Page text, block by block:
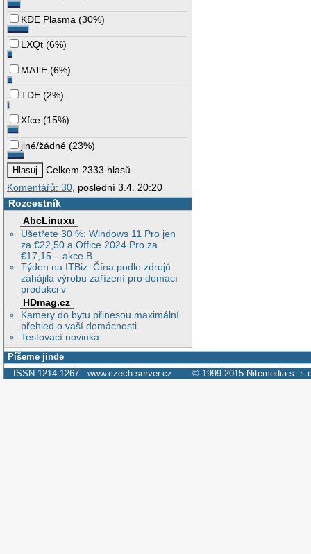
KDE Plasma (30%)
LXQt (6%)
MATE (6%)
TDE (2%)
Xfce (15%)
jiné/žádné (23%)
Celkem 2333 hlasů
Komentářů: 30, poslední 3.4. 20:20
Rozcestník
AbcLinuxu
Ušetřete 30 %: Windows 11 Pro jen
za €22,50 a Office 2024 Pro za
€17,15 – akce B
Týden na ITBiz: Čína podle zdrojů
zahájila výrobu zařízení pro domácí
produkci v
HDmag.cz
Kamery do bytu přinesou maximální
přehled o vaší domácnosti
Testovací novinka
Píšeme jinde
ISSN 1214-1267 www.czech-server.cz © 1999-2015 Nitemedia s. r.